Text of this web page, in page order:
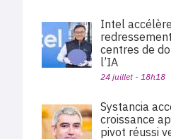
Intel
centres de
l’IA
24 juillet - 18h18
Systancia
croissance
pivot réussi